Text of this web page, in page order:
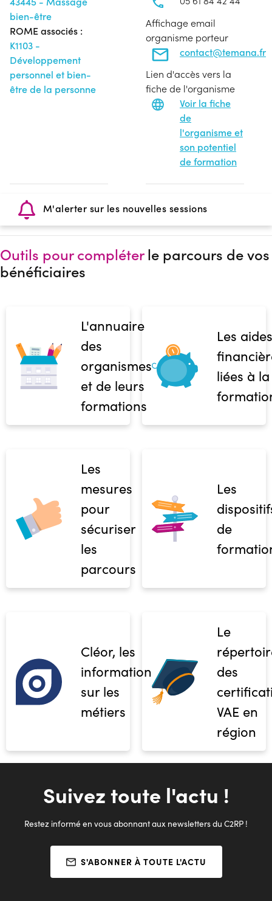
bien-être
ROME associés :
K1103 -
Développement
personnel et bien-
être de la personne
Affichage email
organisme porteur
contact@temana.fr
Lien d'accès vers la
fiche de l'organisme
Voir la fiche
de
l'organisme et
son potentiel
de formation
M'alerter sur les nouvelles sessions
Outils pour compléterle parcours de vos
bénéficiaires
L'annuaire
des
organismes
et de leurs
formations
Les aides
liées à la
Les
mesures
pour
sécuriser
les
parcours
Les
de
Cléor, les
informations
sur les
métiers
Le
des
VAE en
région
Suivez toute l'actu !
Restez informé en vous abonnant aux newsletters du C2RP !
S'ABONNER À TOUTE L'ACTU